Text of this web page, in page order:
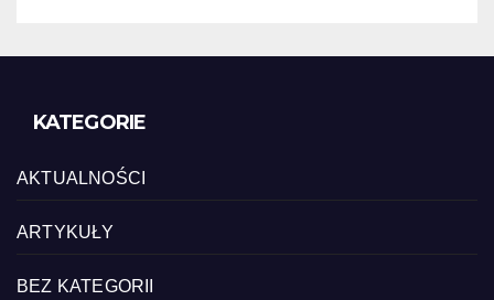
KATEGORIE
AKTUALNOŚCI
ARTYKUŁY
BEZ KATEGORII